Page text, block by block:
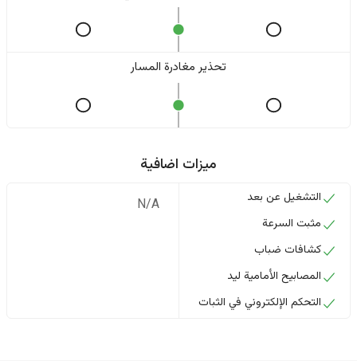
تحذير مغادرة المسار
ميزات اضافية
التشغيل عن بعد
مثبت السرعة
كشافات ضباب
المصابيح الأمامية ليد
التحكم الإلكتروني في الثبات
N/A